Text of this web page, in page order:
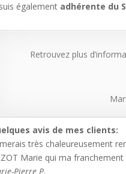
également adhérente du
Retrouvez plus
avis de mes clients:
très chaleureusement
Marie qui ma
Pierre P.